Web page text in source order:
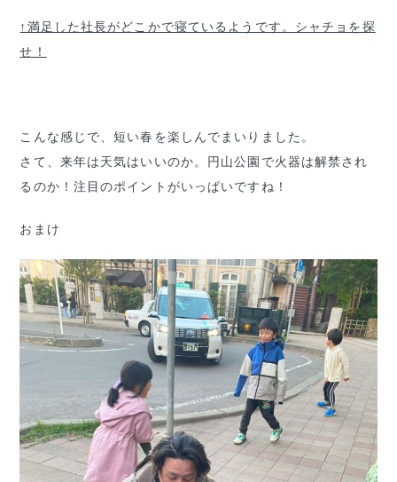
↑満足した社長がどこかで寝ているようです。シャチョを探
せ！
こんな感じで、短い春を楽しんでまいりました。
さて、来年は天気はいいのか。円山公園で火器は解禁され
るのか！注目のポイントがいっぱいですね！
おまけ